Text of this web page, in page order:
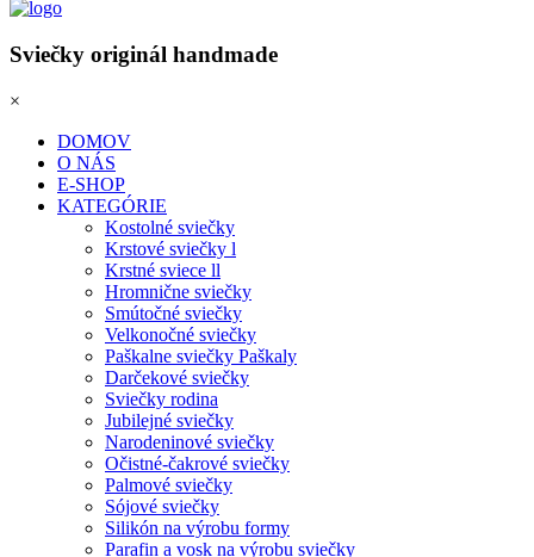
Sviečky originál handmade
×
DOMOV
O NÁS
E-SHOP
KATEGÓRIE
Kostolné sviečky
Krstové sviečky l
Krstné sviece ll
Hromnične sviečky
Smútočné sviečky
Velkonočné sviečky
Paškalne sviečky Paškaly
Darčekové sviečky
Sviečky rodina
Jubilejné sviečky
Narodeninové sviečky
Očistné-čakrové sviečky
Palmové sviečky
Sójové sviečky
Silikón na výrobu formy
Parafin a vosk na výrobu sviečky